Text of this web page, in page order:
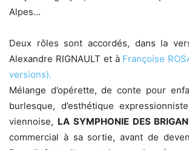
Alpes…
Deux rôles sont accordés, dans la
Alexandre RIGNAULT et à Françoise
versions).
Mélange d’opérette, de conte pour
burlesque, d’esthétique
viennoise, LA SYMPHONIE DES
commercial à sa sortie, avant de